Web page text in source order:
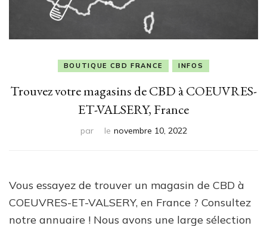
BOUTIQUE CBD FRANCE INFOS
Trouvez votre magasins de CBD à COEUVRES-
ET-VALSERY, France
par le novembre 10, 2022
Vous essayez de trouver un magasin de CBD à
COEUVRES-ET-VALSERY, en France ? Consultez
notre annuaire ! Nous avons une large sélection